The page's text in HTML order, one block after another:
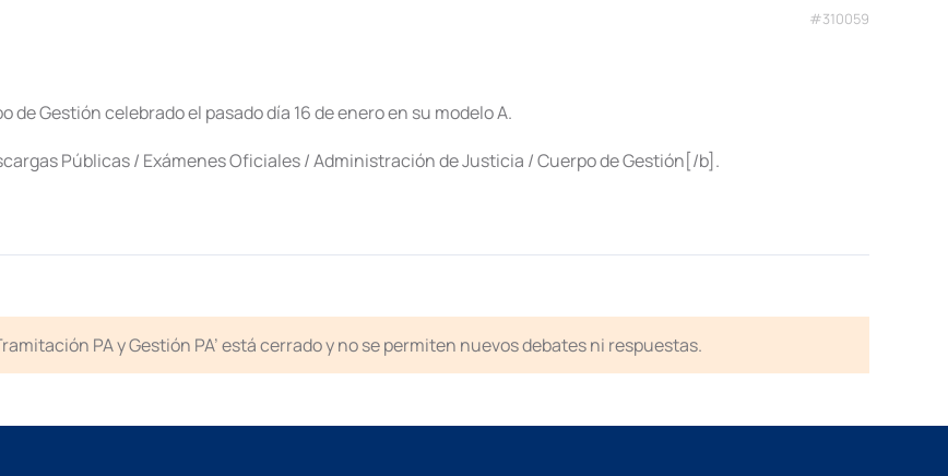
#310059
de Gestión celebrado el pasado día 16 de enero en su modelo A.
Públicas / Exámenes Oficiales / Administración de Justicia / Cuerpo de Gestión[/b].
PA y Gestión PA’ está cerrado y no se permiten nuevos debates ni respuestas.